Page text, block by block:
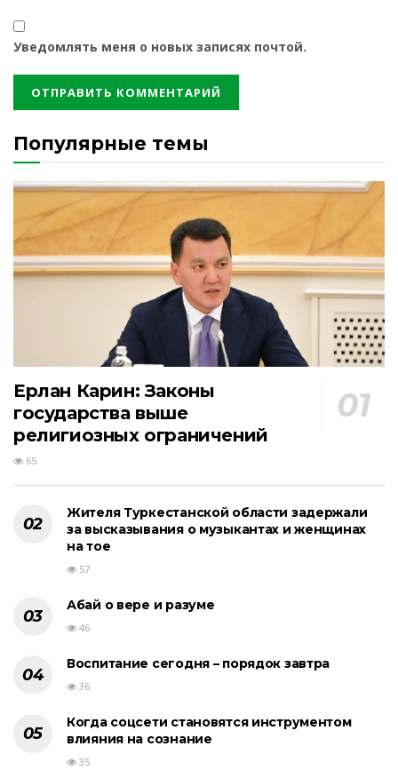
Уведомлять меня о новых записях почтой.
Популярные темы
Ерлан Карин: Законы
государства выше
религиозных ограничений
65
Жителя Туркестанской области задержали
за высказывания о музыкантах и женщинах
на тое
57
Абай о вере и разуме
46
Воспитание сегодня – порядок завтра
36
Когда соцсети становятся инструментом
влияния на сознание
35